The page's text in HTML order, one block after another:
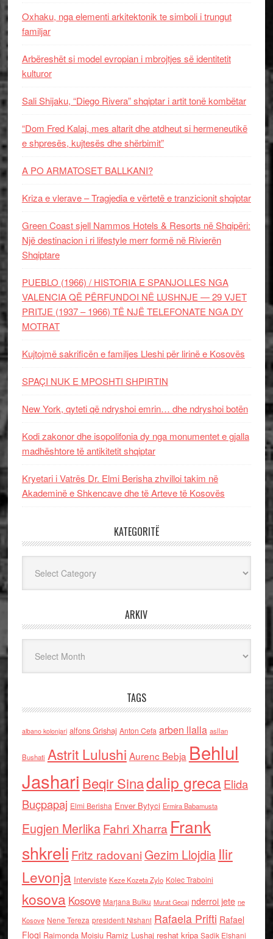
Oxhaku, nga elementi arkitektonik te simboli i trungut
familjar
Arbëreshët si model evropian i mbrojtjes së identitetit
kulturor
Sali Shijaku, “Diego Rivera” shqiptar i artit tonë kombëtar
“Dom Fred Kalaj, mes altarit dhe atdheut si hermeneutikë
e shpresës, kujtesës dhe shërbimit”
A PO ARMATOSET BALLKANI?
Kriza e vlerave – Tragjedia e vërtetë e tranzicionit shqiptar
Green Coast sjell Nammos Hotels & Resorts në Shqipëri:
Një destinacion i ri lifestyle merr formë në Rivierën
Shqiptare
PUEBLO (1966) / HISTORIA E SPANJOLLES NGA
VALENCIA QË PËRFUNDOI NË LUSHNJE — 29 VJET
PRITJE (1937 – 1966) TË NJË TELEFONATE NGA DY
MOTRAT
Kujtojmë sakrificën e familjes Lleshi për lirinë e Kosovës
SPAÇI NUK E MPOSHTI SHPIRTIN
New York, qyteti që ndryshoi emrin… dhe ndryshoi botën
Kodi zakonor dhe isopolifonia dy nga monumentet e gjalla
madhështore të antikitetit shqiptar
Kryetari i Vatrës Dr. Elmi Berisha zhvilloi takim në
Akademinë e Shkencave dhe të Arteve të Kosovës
KATEGORITË
ARKIV
TAGS
albano kolonjari alfons Grishaj Anton Cefa arben llalla asllan
Bushati Astrit Lulushi Aurenc Bebja Behlul
Jashari Beqir Sinadalip grecaElida
Buçpapaj Elmi Berisha Enver Bytyci Ermira Babamusta
Eugjen MerlikaFahri Xharra Frank
shkreli Fritz radovaniGezim Llojdia Ilir
Levonja Interviste Keze Kozeta Zylo Kolec Traboini
kosova Kosove Marjana Bulku Murat Gecaj nderroi jete ne
Kosove Nene Tereza presidenti Nishani Rafaela Prifti Rafael
Floqi Raimonda Moisiu Ramiz Lushaj reshat kripa Sadik Elshani